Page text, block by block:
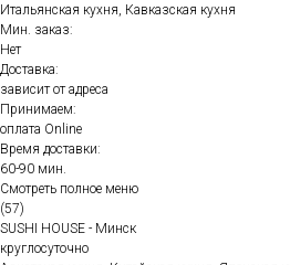
Итальянская кухня, Кавказская кухня
Мин. заказ:
Нет
Доставка:
зависит от адреса
Принимаем:
оплата Online
Время доставки:
60-90 мин.
Смотреть полное меню
(57)
SUSHI HOUSE - Минск
круглосуточно